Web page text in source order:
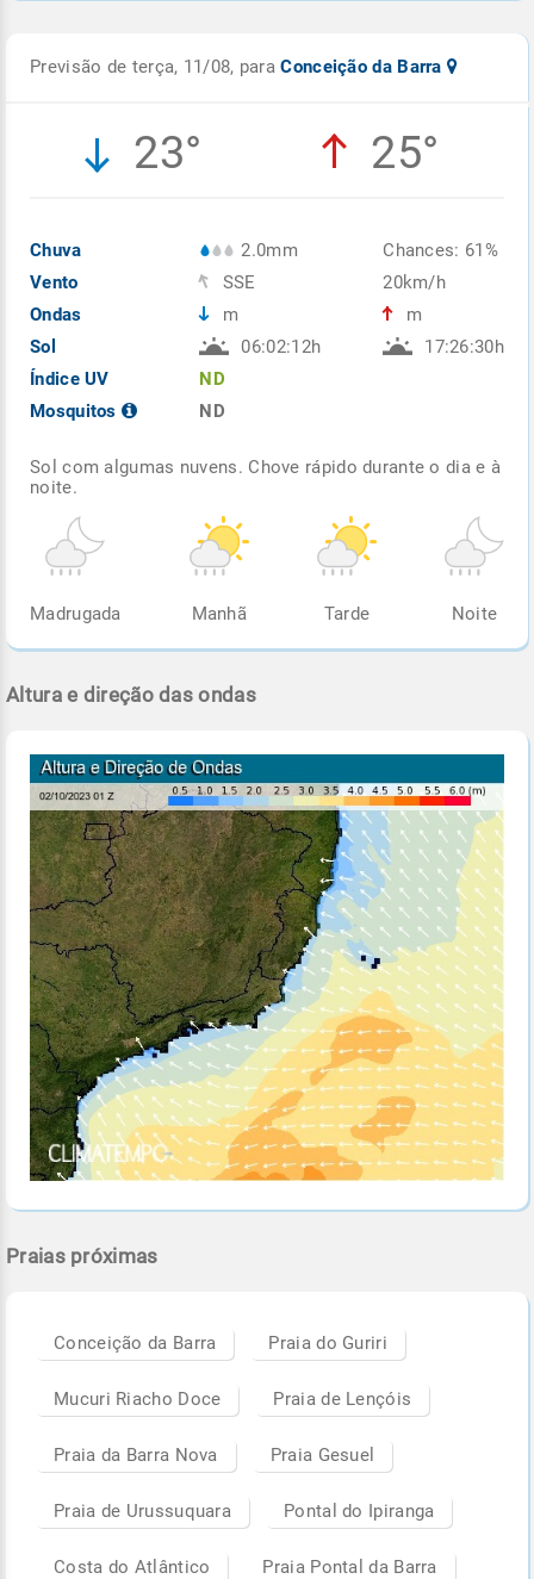
Previsão de terça, 11/08, paraConceição da Barra
23° 25°
Chuva
Vento
Ondas
Sol
Índice UV
Mosquitos
2.0mm
SSE
m
06:02:12h
ND
ND
Chances: 61%
20km/h
m
17:26:30h
Sol com algumas nuvens. Chove rápido durante o dia e à
noite.
Madrugada Manhã Tarde Noite
Altura e direção das ondas
Praias próximas
Conceição da Barra Praia do Guriri
Mucuri Riacho Doce Praia de Lençóis
Praia da Barra Nova Praia Gesuel
Praia de Urussuquara Pontal do Ipiranga
Costa do Atlântico Praia Pontal da Barra